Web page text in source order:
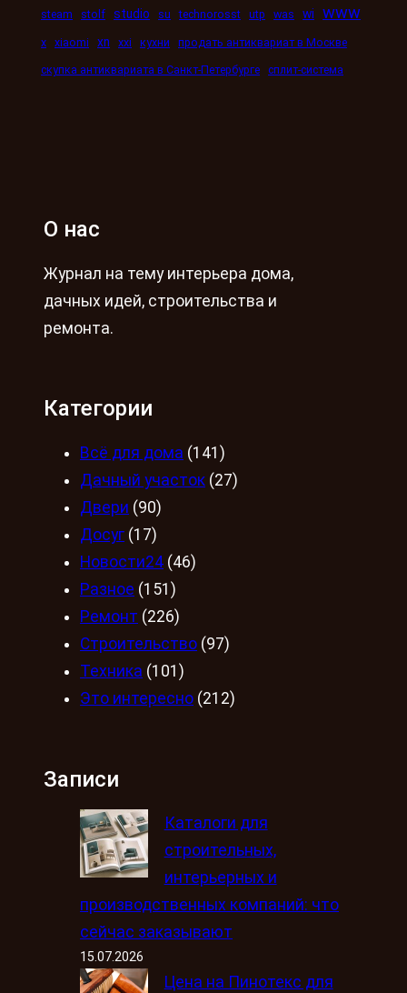
steam stolf studio su technorosst utp was wi www
x xiaomi xn xxi кухни
продать антиквариат в Москве
скупка антиквариата в Санкт-Петербурге сплит-система
О нас
Журнал на тему интерьера дома,
дачных идей, строительства и
ремонта.
Категории
Всё для дома (141)
Дачный участок (27)
Двери (90)
Досуг (17)
Новости24 (46)
Разное (151)
Ремонт (226)
Строительство (97)
Техника (101)
Это интересно (212)
Записи
Каталоги для
строительных,
интерьерных и
производственных компаний: что
сейчас заказывают
15.07.2026
Цена на Пинотекс для